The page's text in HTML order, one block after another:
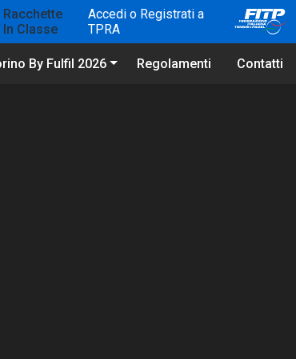
Racchette
In Classe
Accedi o Registrati a
TPRA
By Fulfil 2026 Regolamenti Contatti